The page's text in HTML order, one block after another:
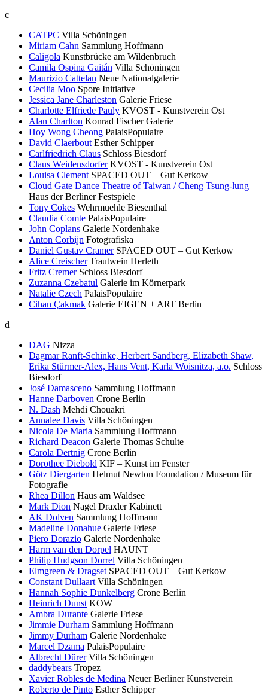
c
CATPC Villa Schöningen
Miriam Cahn Sammlung Hoffmann
Caligola Kunstbrücke am Wildenbruch
Camila Ospina Gaitán Villa Schöningen
Maurizio Cattelan Neue Nationalgalerie
Cecilia Moo Spore Initiative
Jessica Jane Charleston Galerie Friese
Charlotte Elfriede Pauly KVOST - Kunstverein Ost
Alan Charlton Konrad Fischer Galerie
Hoy Wong Cheong PalaisPopulaire
David Claerbout Esther Schipper
Carlfriedrich Claus Schloss Biesdorf
Claus Weidensdorfer KVOST - Kunstverein Ost
Louisa Clement SPACED OUT – Gut Kerkow
Cloud Gate Dance Theatre of Taiwan / Cheng Tsung-lung
Haus der Berliner Festspiele
Tony Cokes Wehrmuehle Biesenthal
Claudia Comte PalaisPopulaire
John Coplans Galerie Nordenhake
Anton Corbijn Fotografiska
Daniel Gustav Cramer SPACED OUT – Gut Kerkow
Alice Creischer Trautwein Herleth
Fritz Cremer Schloss Biesdorf
Zuzanna Czebatul Galerie im Körnerpark
Natalie Czech PalaisPopulaire
Cihan Çakmak Galerie EIGEN + ART Berlin
d
DAG Nizza
Dagmar Ranft-Schinke, Herbert Sandberg, Elizabeth Shaw,
Erika Stürmer-Alex, Hans Vent, Karla Woisnitza, a.o. Schloss
Biesdorf
José Damasceno Sammlung Hoffmann
Hanne Darboven Crone Berlin
N. Dash Mehdi Chouakri
Annalee Davis Villa Schöningen
Nicola De Maria Sammlung Hoffmann
Richard Deacon Galerie Thomas Schulte
Carola Dertnig Crone Berlin
Dorothee Diebold KIF – Kunst im Fenster
Götz Diergarten Helmut Newton Foundation / Museum für
Fotografie
Rhea Dillon Haus am Waldsee
Mark Dion Nagel Draxler Kabinett
AK Dolven Sammlung Hoffmann
Madeline Donahue Galerie Friese
Piero Dorazio Galerie Nordenhake
Harm van den Dorpel HAUNT
Philip Hudgson Dorrel Villa Schöningen
Elmgreen & Dragset SPACED OUT – Gut Kerkow
Constant Dullaart Villa Schöningen
Hannah Sophie Dunkelberg Crone Berlin
Heinrich Dunst KOW
Ambra Durante Galerie Friese
Jimmie Durham Sammlung Hoffmann
Jimmy Durham Galerie Nordenhake
Marcel Dzama PalaisPopulaire
Albrecht Dürer Villa Schöningen
daddybears Tropez
Xavier Robles de Medina Neuer Berliner Kunstverein
Roberto de Pinto Esther Schipper